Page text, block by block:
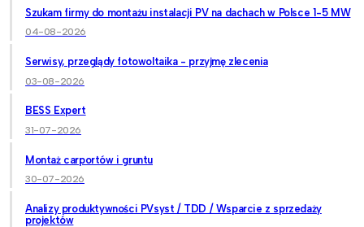
Szukam firmy do montażu instalacji PV na dachach w Polsce 1-5 MW
04-08-2026
Serwisy, przeglądy fotowoltaika - przyjmę zlecenia
03-08-2026
BESS Expert
31-07-2026
Montaż carportów i gruntu
30-07-2026
Analizy produktywności PVsyst / TDD / Wsparcie z sprzedaży
projektów